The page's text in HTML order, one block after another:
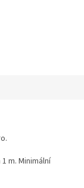
m. Minimální